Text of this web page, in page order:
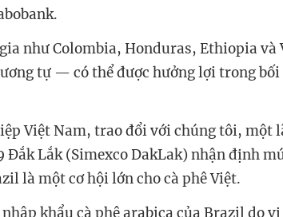
gia như Colombia, Honduras, Ethiopia
tự — có thể được hưởng lợi trong bối
Việt Nam, trao đổi với chúng tôi, một
Đắk Lắk (Simexco DakLak) nhận định
là một cơ hội lớn cho cà phê Việt.
khẩu cà phê arabica của Brazil do